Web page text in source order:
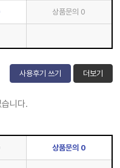
상품문의 0
사용후기 쓰기 더보기
니다.
상품문의 0